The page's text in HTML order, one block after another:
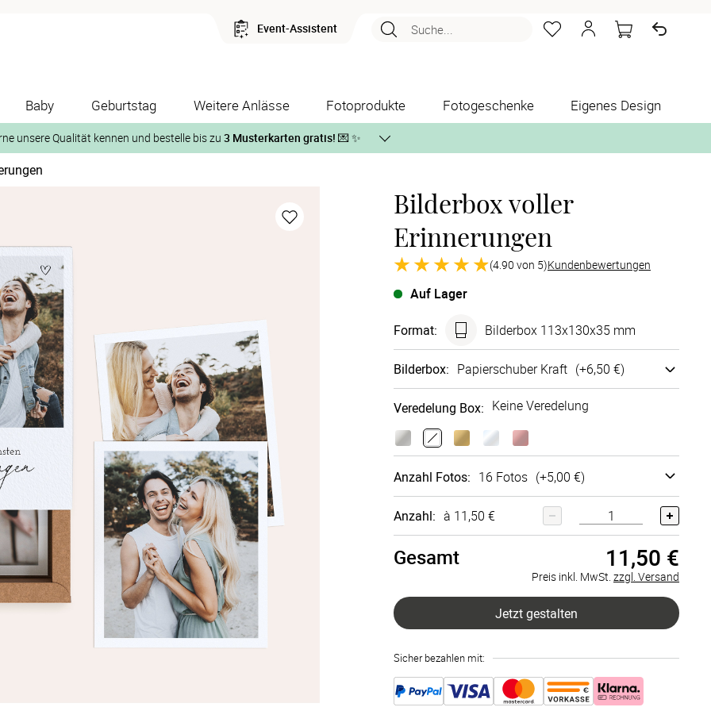
Event-Assistent Suche...
Baby Geburtstag Weitere Anlässe Fotoprodukte Fotogeschenke Eigenes Design
unsere Qualität kennen und bestelle bis zu 3 Musterkarten gratis! 💌 ✨
auf der jeweiligen Produktseite und lasse Dir die Karten kostenlos per Post zusenden.
Bilderbox voller
Erinnerungen
(4.90 von 5)Kundenbewertungen
Auf Lager
Format: Bilderbox 113x130x35 mm
Bilderbox: Papier­schuber Kraft (+6,50 €)
Papier­
Kraft
Papiersch
+6,50 €
Veredelung Box: Keine Veredelung
Anzahl Fotos: 16 Fotos (+5,00 €)
16 Fotos (+5,00 €
20 Fotos (+6,00 €)
28 Fotos (+8,00 €)
32 Fotos
36 Fotos (+10,00 €
Anzahl: à 11,50 €
Gesamt 11,50 €
Preis inkl. MwSt. zzgl. Versand
Jetzt gestalten
Sicher bezahlen mit: